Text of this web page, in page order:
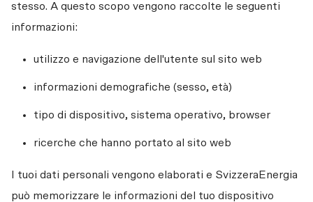
stesso. A questo scopo vengono raccolte le seguenti
informazioni:
utilizzo e navigazione dell'utente sul sito web
informazioni demografiche (sesso, età)
tipo di dispositivo, sistema operativo, browser
ricerche che hanno portato al sito web
I tuoi dati personali vengono elaborati e SvizzeraEnergia
può memorizzare le informazioni del tuo dispositivo